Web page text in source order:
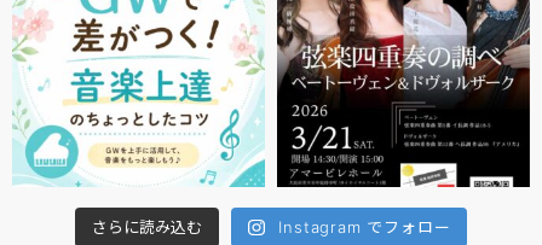
さらに読み込む Instagram でフォロー